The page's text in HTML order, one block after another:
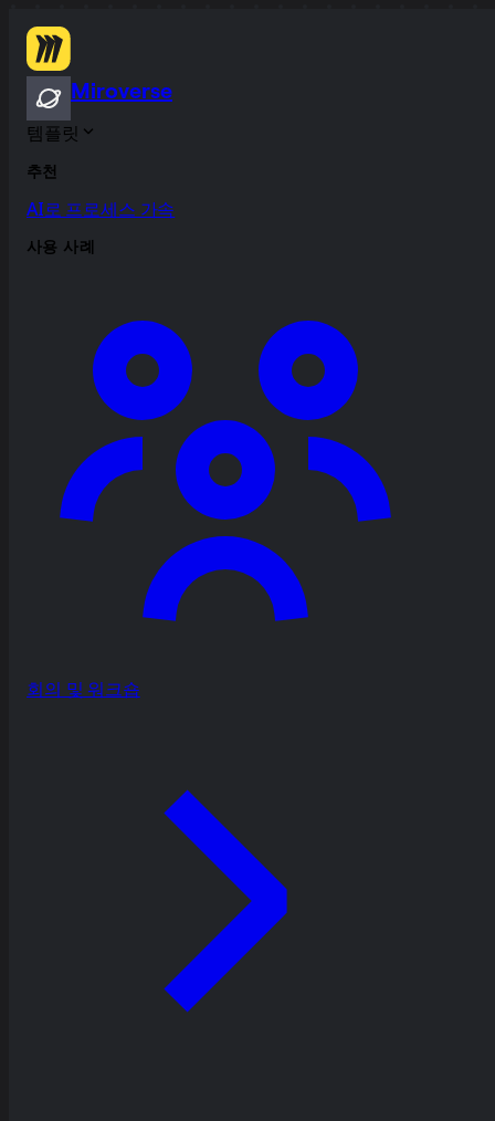
Miroverse
템플릿
추천
AI로 프로세스 가속
사용 사례
회의 및 워크숍